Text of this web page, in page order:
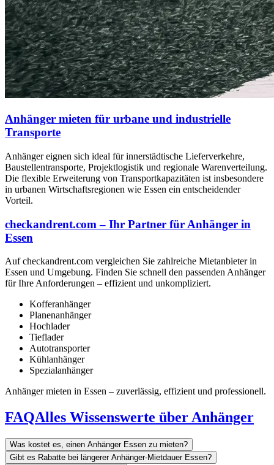
Anhänger mieten für urbane und industrielle
Transporte
Anhänger eignen sich ideal für innerstädtische Lieferverkehre,
Baustellentransporte, Projektlogistik und regionale Warenverteilung.
Die flexible Erweiterung von Transportkapazitäten ist insbesondere
in urbanen Wirtschaftsregionen wie Essen ein entscheidender
Vorteil.
checkandrent.com – Ihr Partner für Anhänger in
Essen
Auf checkandrent.com vergleichen Sie zahlreiche Mietanbieter in
Essen und Umgebung. Finden Sie schnell den passenden Anhänger
für Ihre Anforderungen – effizient und unkompliziert.
Kofferanhänger
Planenanhänger
Hochlader
Tieflader
Autotransporter
Kühlanhänger
Spezialanhänger
Anhänger mieten in Essen – zuverlässig, effizient und professionell.
FAQAlles Wissenswerte über Anhänger
Was kostet es, einen Anhänger Essen zu mieten?
Gibt es Rabatte bei längerer Anhänger-Mietdauer Essen?